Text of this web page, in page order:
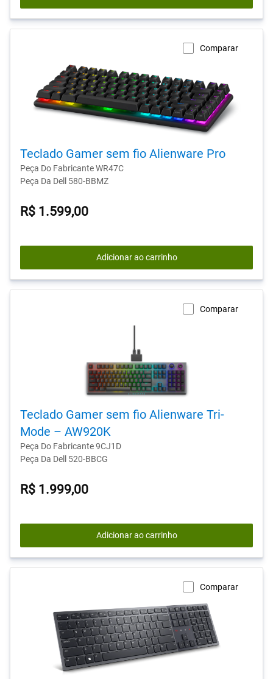
Comparar
Teclado Gamer sem fio Alienware Pro
Peça Do Fabricante WR47C
Peça Da Dell 580-BBMZ
R$ 1.599,00
Adicionar ao carrinho
Comparar
Teclado Gamer sem fio Alienware Tri-
Mode – AW920K
Peça Do Fabricante 9CJ1D
Peça Da Dell 520-BBCG
R$ 1.999,00
Adicionar ao carrinho
Comparar